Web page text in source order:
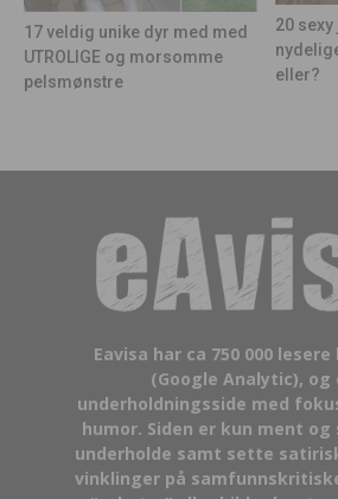
17 veldig unike dyr med med
UTROLIGE og morsomme
pelsmønstre
20
eller?
Eavisa har ca 750 000
(Google Analytic), og
underholdningsside med
humor. Siden er kun ment
underholde samt sette
vinklinger på